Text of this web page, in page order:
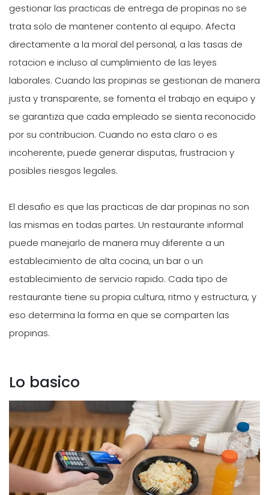
gestionar las practicas de entrega de propinas no se
trata solo de mantener contento al equipo. Afecta
directamente a la moral del personal, a las tasas de
rotacion e incluso al cumplimiento de las leyes
laborales. Cuando las propinas se gestionan de manera
justa y transparente, se fomenta el trabajo en equipo y
se garantiza que cada empleado se sienta reconocido
por su contribucion. Cuando no esta claro o es
incoherente, puede generar disputas, frustracion y
posibles riesgos legales.
El desafio es que las practicas de dar propinas no son
las mismas en todas partes. Un restaurante informal
puede manejarlo de manera muy diferente a un
establecimiento de alta cocina, un bar o un
establecimiento de servicio rapido. Cada tipo de
restaurante tiene su propia cultura, ritmo y estructura, y
eso determina la forma en que se comparten las
propinas.
Lo basico